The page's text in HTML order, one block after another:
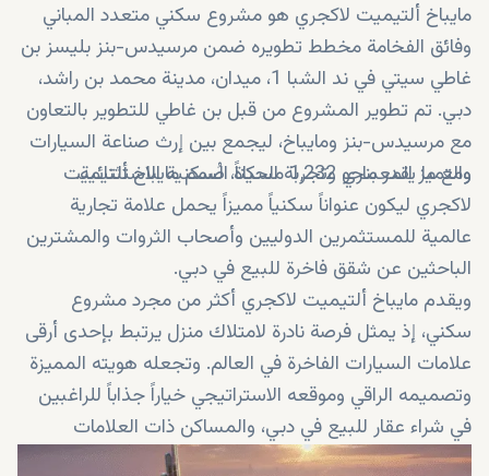
مايباخ ألتيميت لاكجري هو مشروع سكني متعدد المباني
وفائق الفخامة مخطط تطويره ضمن مرسيدس-بنز بليسز بن
غاطي سيتي في ند الشبا 1، ميدان، مدينة محمد بن راشد،
دبي. تم تطوير المشروع من قبل بن غاطي للتطوير بالتعاون
مع مرسيدس-بنز ومايباخ، ليجمع بين إرث صناعة السيارات
والتميز المعماري وتجربة الحياة السكنية الاستثنائية.
ومع ما يقدر بنحو 1,232 مسكناً، صُمم مايباخ ألتيميت
لاكجري ليكون عنواناً سكنياً مميزاً يحمل علامة تجارية
عالمية للمستثمرين الدوليين وأصحاب الثروات والمشترين
الباحثين عن شقق فاخرة للبيع في دبي.
ويقدم مايباخ ألتيميت لاكجري أكثر من مجرد مشروع
سكني، إذ يمثل فرصة نادرة لامتلاك منزل يرتبط بإحدى أرقى
علامات السيارات الفاخرة في العالم. وتجعله هويته المميزة
وتصميمه الراقي وموقعه الاستراتيجي خياراً جذاباً للراغبين
في شراء عقار للبيع في دبي، والمساكن ذات العلامات
التجارية في دبي، والاستثمار العقاري طويل الأجل في دبي.